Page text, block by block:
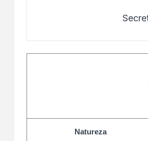
Natureza